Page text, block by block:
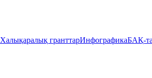
Халықаралық гранттарИнфографикаБАҚ-